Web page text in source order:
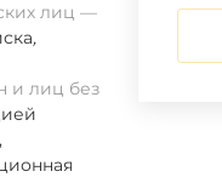
лиц
,
и лиц без